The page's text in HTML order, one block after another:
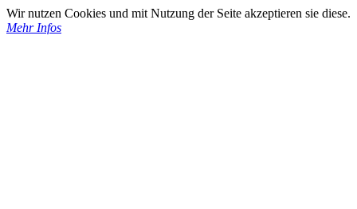
Wir nutzen Cookies und mit Nutzung der Seite akzeptieren sie diese.
Mehr Infos